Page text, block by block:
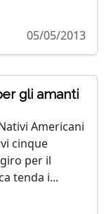
05/05/2013
gli amanti
Americani
cinque
per il
tenda i...